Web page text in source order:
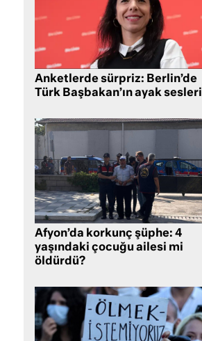
Anketlerde sürpriz: Berlin’de
Türk Başbakan’ın ayak sesleri
Afyon’da korkunç şüphe: 4
yaşındaki çocuğu ailesi mi
öldürdü?